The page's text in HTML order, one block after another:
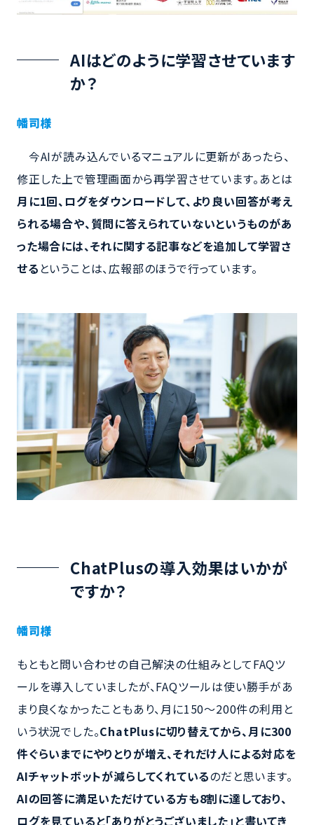
AIはどのように学習させています
か？
幡司様
今AIが読み込んでいるマニュアルに更新があったら、
修正した上で管理画面から再学習させています。あとは
月に1回、ログをダウンロードして、より良い回答が考え
られる場合や、質問に答えられていないというものがあ
った場合には、それに関する記事などを追加して学習さ
せる ということは、広報部のほうで行っています。
ChatPlusの導入効果はいかが
ですか？
幡司様
もともと問い合わせの自己解決の仕組みとしてFAQツ
ールを導入していましたが、FAQツールは使い勝手があ
まり良くなかったこともあり、月に150～200件の利用と
いう状況でした。ChatPlusに切り替えてから、月に300
件ぐらいまでにやりとりが増え、それだけ人による対応を
AIチャットボットが減らしてくれているのだと思います。
AIの回答に満足いただけている方も8割に達しており、
ログを見ていると「ありがとうございました」と書いてき